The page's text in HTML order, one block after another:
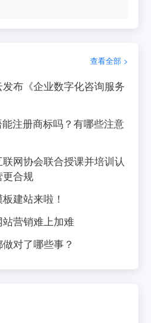
查看全部 >
布《企业数字化咨询服务
注册商标吗？有哪些注意
网协会联合授课并培训认
合规
建站来啦！
营销难上加难
对了哪些事？